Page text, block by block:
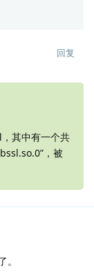
回复
其中有一个共
，被